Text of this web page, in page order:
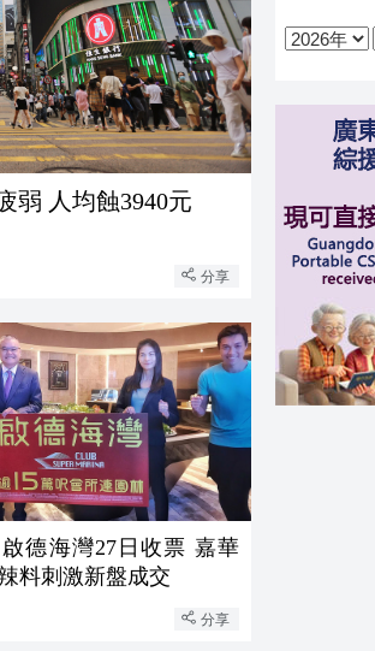
弱 人均蝕3940元
分享
啟德海灣27日收票 嘉華
料刺激新盤成交
分享